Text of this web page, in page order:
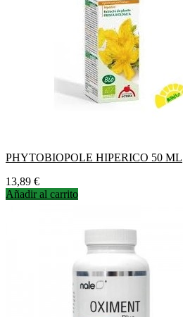
PHYTOBIOPOLE HIPERICO 50 ML
Precio
13,89 €
Añadir al carrito